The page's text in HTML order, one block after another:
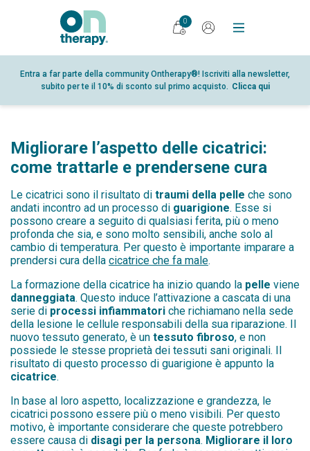
PRODOTTI
DIARIO
PUNTI VENDITA
GLOSSARIO
PARTNER
CHI SIAMO
CONTATTI
AREA RISERVATA
0
Entra a far parte della community Ontherapy®! Iscriviti alla newsletter,
subito per te il 10% di sconto sul primo acquisto. Clicca qui
Migliorare l’aspetto delle cicatrici:
come trattarle e prendersene cura
Le cicatrici sono il risultato di traumi della pelle che sono
andati incontro ad un processo di guarigione. Esse si
possono creare a seguito di qualsiasi ferita, più o meno
profonda che sia, e sono molto sensibili, anche solo al
cambio di temperatura. Per questo è importante imparare a
prendersi cura della cicatrice che fa male.
La formazione della cicatrice ha inizio quando la pelle viene
danneggiata. Questo induce l’attivazione a cascata di una
serie di processi infiammatori che richiamano nella sede
della lesione le cellule responsabili della sua riparazione. Il
nuovo tessuto generato, è un tessuto fibroso, e non
possiede le stesse proprietà dei tessuti sani originali. Il
risultato di questo processo di guarigione è appunto la
cicatrice.
In base al loro aspetto, localizzazione e grandezza, le
cicatrici possono essere più o meno visibili. Per questo
motivo, è importante considerare che queste potrebbero
essere causa di disagi per la persona. Migliorare il loro